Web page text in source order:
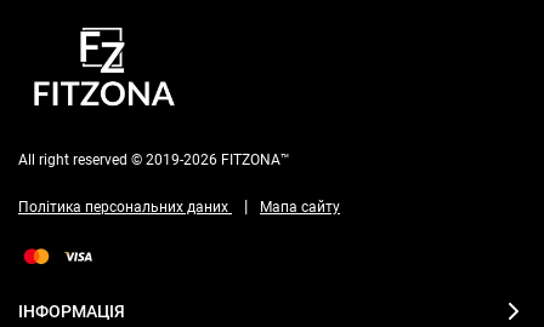
All right reserved © 2019-2026 FITZONA™
Політика персональних даних | Мапа сайту
ІНФОРМАЦІЯ